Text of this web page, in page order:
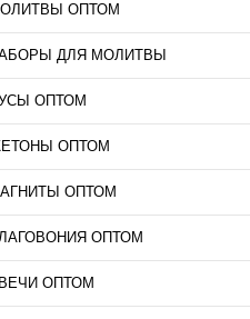
ОПТОМ
ДЛЯ МОЛИТВЫ
ОПТОМ
ОПТОМ
ОПТОМ
ОПТОМ
ОПТОМ